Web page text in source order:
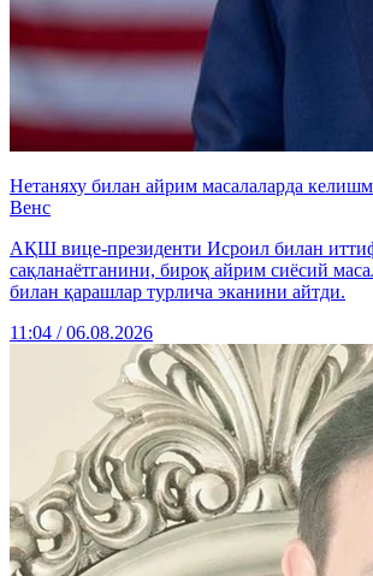
Нетаняху билан айрим масалаларда
Венс
АҚШ вице-президенти Исроил билан
сақланаётганини, бироқ айрим сиёсий
билан қарашлар турлича эканини айтди.
11:04 / 06.08.2026